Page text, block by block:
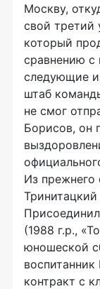
Москву,
свой третий
который
сравнению
следующие
штаб
не смог
Борисов, он
Из прежнего
(1988 г.р.,
юношеской
контракт с